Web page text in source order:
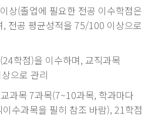
상(졸업에 필요한 전공 이수학점은
, 전공 평균성적을 75/100 이상으로
학점)을 이수하며, 교직과목
으로 관리
과목 7과목(7~10과목, 학과마다
수과목을 필히 참조 바람), 21학점